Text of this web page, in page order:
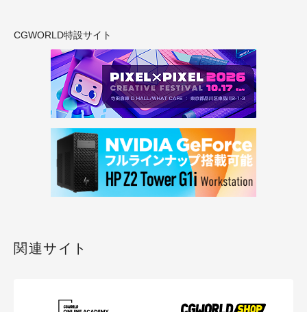
CGWORLD特設サイト
関連サイト